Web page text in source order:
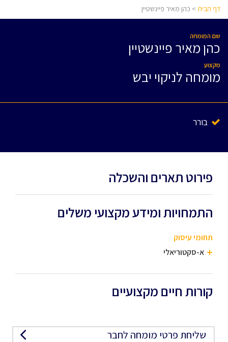
דף הבית > כהן מאיר פיינשטיין
שם המומחה
כהן מאיר פיינשטיין
מקצוע
מומחה לניקוי יבש
בורר
פירוט תארים והשכלה
התמחויות ומידע מקצועי משלים
תחומי עיסוק
א-סקטוריאלי
קורות חיים מקצועיים
שליחת פרטי מומחה לחבר